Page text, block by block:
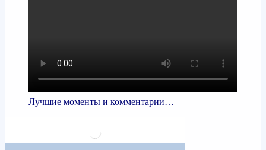
Лучшие моменты и комментарии…